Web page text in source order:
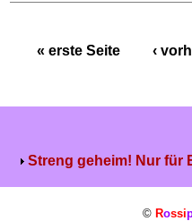
« erste Seite ‹
Streng geheim! Nur für
© Rossi